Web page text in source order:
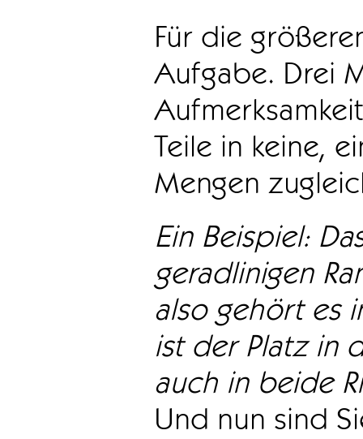
Für die
Aufgabe. Drei
Teile in keine,
Mengen
Ein Beispiel:
geradlinigen
also gehört es
ist der Platz in
auch in beide
Und nun sind